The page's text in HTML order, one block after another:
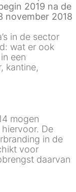
2019 na de
november 2018
in de sector
wat er ook
een
kantine,
mogen
De
in de
voor
daarvan